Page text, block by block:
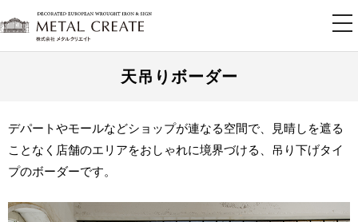
天吊りボーダー
デパートやモールなどショップが連なる空間で、見晴しを遮る
ことなく店舗のエリアをおしゃれに境界づける、吊り下げタイ
プのボーダーです。